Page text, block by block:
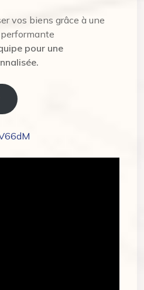
vos biens grâce à une
pour une